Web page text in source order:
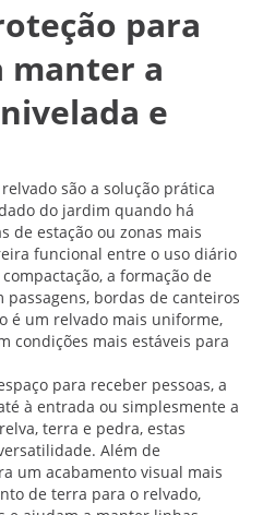
para
manter a
e
são a solução prática
do jardim quando há
de estação ou zonas mais
funcional entre o uso diário
a formação de
passagens, bordas de canteiros
é um relvado mais uniforme,
condições mais estáveis para
para receber pessoas, a
à entrada ou simplesmente a
terra e pedra, estas
Além de
um acabamento visual mais
de terra para o relvado,